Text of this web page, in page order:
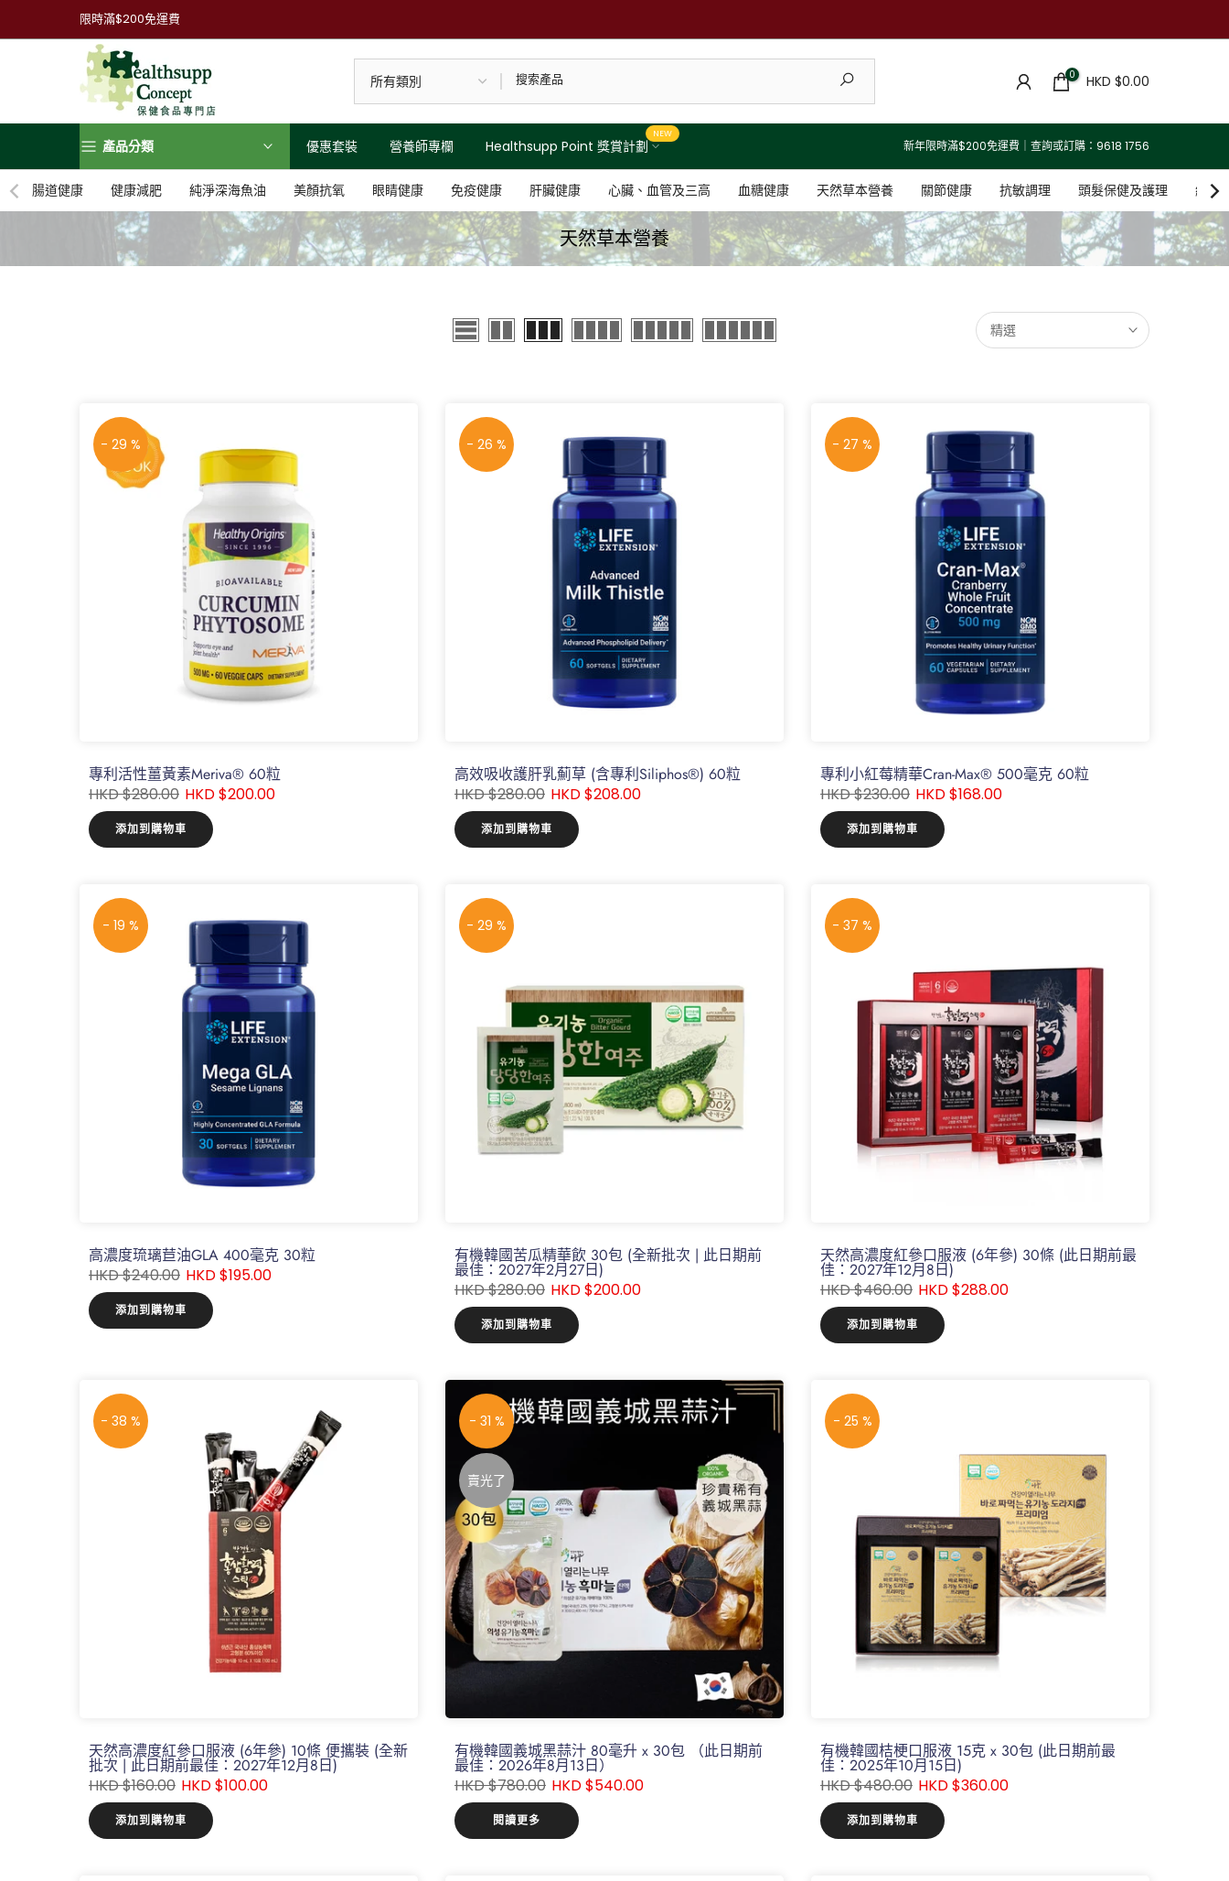
到
限時滿$200免運費
0 HKD $0.00
產品分類 優惠套裝 營養師專欄 Healthsupp Point 獎賞計劃
NEW
新年限時滿$200免運費｜查詢或訂購：9618 1756
腸道健康 健康減肥 純淨深海魚油 美顏抗氧 眼睛健康 免疫健康 肝臟健康 心臟、血管及三高 血糖健康 天然草本營養 關節健康 抗敏調理 頭髮保健及護理 維他
天然草本營養
精選
- 29 %
專利活性薑黃素Meriva® 60粒
HKD $280.00 HKD $200.00
添加到購物車
- 26 %
高效吸收護肝乳薊草 (含專利Siliphos®) 60粒
HKD $280.00 HKD $208.00
添加到購物車
- 27 %
專利小紅莓精華Cran-Max® 500毫克 60粒
HKD $230.00 HKD $168.00
添加到購物車
- 19 %
高濃度琉璃苣油GLA 400毫克 30粒
HKD $240.00 HKD $195.00
添加到購物車
- 29 %
有機韓國苦瓜精華飲 30包 (全新批次 | 此日期前
最佳：2027年2月27日)
HKD $280.00 HKD $200.00
添加到購物車
- 37 %
天然高濃度紅參口服液 (6年參) 30條 (此日期前最
佳：2027年12月8日)
HKD $460.00 HKD $288.00
添加到購物車
- 38 %
天然高濃度紅參口服液 (6年參) 10條 便攜裝 (全新
批次 | 此日期前最佳：2027年12月8日)
HKD $160.00 HKD $100.00
添加到購物車
- 31 %
賣光了
有機韓國義城黑蒜汁 80毫升 x 30包 （此日期前
最佳：2026年8月13日）
HKD $780.00 HKD $540.00
閱讀更多
- 25 %
有機韓國桔梗口服液 15克 x 30包 (此日期前最
佳：2025年10月15日)
HKD $480.00 HKD $360.00
添加到購物車